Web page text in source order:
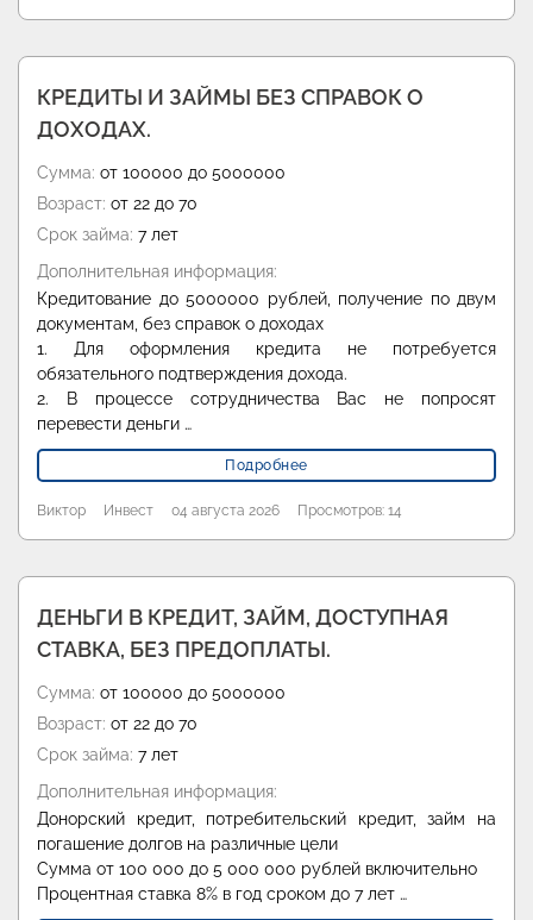
КРЕДИТЫ И ЗАЙМЫ БЕЗ СПРАВОК О
ДОХОДАХ.
Сумма: от 100000 до 5000000
Возраст: от 22 до 70
Срок займа: 7 лет
Дополнительная информация:
Кредитование до 5000000 рублей, получение по двум
документам, без справок о доходах
1. Для оформления кредита не потребуется
обязательного подтверждения дохода.
2. В процессе сотрудничества Вас не попросят
перевести деньги …
Подробнее
Виктор Инвест 04 августа 2026 Просмотров: 14
ДЕНЬГИ В КРЕДИТ, ЗАЙМ, ДОСТУПНАЯ
СТАВКА, БЕЗ ПРЕДОПЛАТЫ.
Сумма: от 100000 до 5000000
Возраст: от 22 до 70
Срок займа: 7 лет
Дополнительная информация:
Донорский кредит, потребительский кредит, займ на
погашение долгов на различные цели
Сумма от 100 000 до 5 000 000 рублей включительно
Процентная ставка 8% в год сроком до 7 лет …